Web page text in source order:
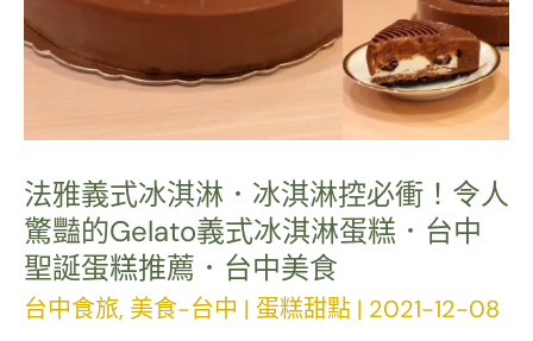
庶
民
完
整
菜
單．
法雅義式冰淇淋．冰淇淋控必衝！令人
驚豔的Gelato義式冰淇淋蛋糕．台中
聖誕蛋糕推薦．台中美食
台中食旅, 美食-台中 | 蛋糕甜點 | 2021-12-08